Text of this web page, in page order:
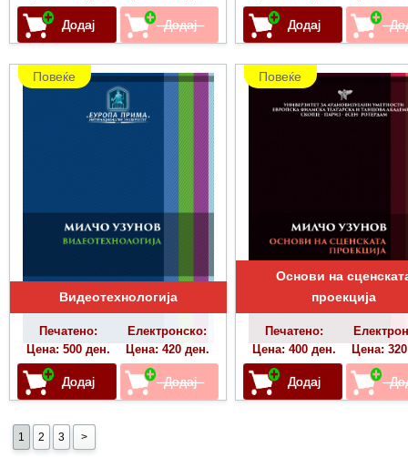
Повеќе
Видеотехнологија
Печатено:
Цена: 500 ден.
Електронско:
Цена: 420 ден.
Повеќе
Основи на
проекција
Печатено:
Цена: 400 ден.
Цена:
1 2 3 >